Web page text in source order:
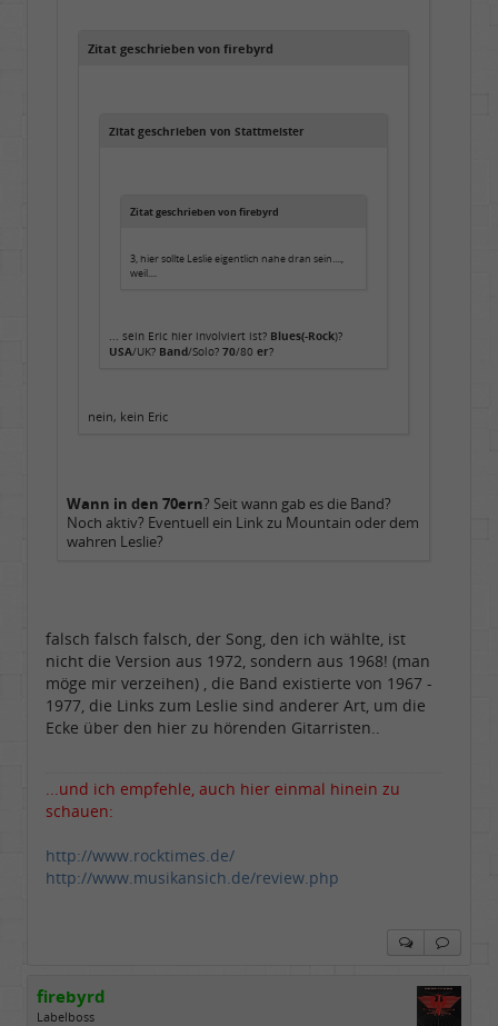
Zitat geschrieben von firebyrd
Zitat geschrieben von Stattmeister
Zitat geschrieben von firebyrd
3, hier sollte Leslie eigentlich nahe dran sein....,
weil....
... sein Eric hier involviert ist? Blues(-Rock)?
USA/UK? Band/Solo? 70/80 er?
nein, kein Eric
Wann in den 70ern? Seit wann gab es die Band?
Noch aktiv? Eventuell ein Link zu Mountain oder dem
wahren Leslie?
falsch falsch falsch, der Song, den ich wählte, ist
nicht die Version aus 1972, sondern aus 1968! (man
möge mir verzeihen) , die Band existierte von 1967 -
1977, die Links zum Leslie sind anderer Art, um die
Ecke über den hier zu hörenden Gitarristen..
...und ich empfehle, auch hier einmal hinein zu
schauen:
http://www.rocktimes.de/
http://www.musikansich.de/review.php
firebyrd
Labelboss